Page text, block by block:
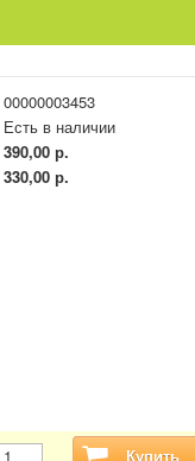
00000003453
Есть в наличии
390,00 р.
330,00 р.
Купить